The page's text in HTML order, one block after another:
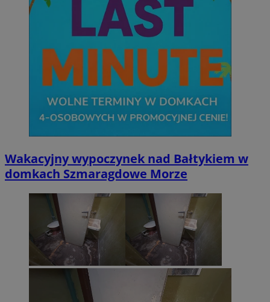
Wakacyjny wypoczynek nad Bałtykiem w
domkach Szmaragdowe Morze